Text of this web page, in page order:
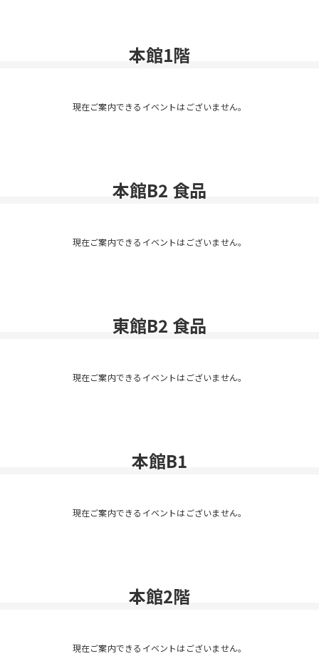
本館1階
現在ご案内できるイベントはございません。
本館B2 食品
現在ご案内できるイベントはございません。
東館B2 食品
現在ご案内できるイベントはございません。
本館B1
現在ご案内できるイベントはございません。
本館2階
現在ご案内できるイベントはございません。